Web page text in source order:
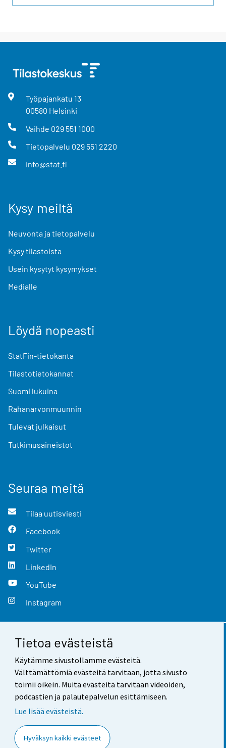
Tietoa evästeistä
Käytämme sivustollamme evästeitä.
Välttämättömiä evästeitä tarvitaan, jotta sivusto
toimii oikein. Muita evästeitä tarvitaan videoiden,
podcastien ja palautepalvelun esittämiseen.
Lue lisää evästeistä.
Hyväksyn kaikki evästeet
Työpajankatu 13
00580 Helsinki
Vaihde 029 551 1000
Tietopalvelu 029 551 2220
info@stat.fi
Kysy meiltä
Neuvonta ja tietopalvelu
Kysy tilastoista
Usein kysytyt kysymykset
Medialle
Löydä nopeasti
StatFin-tietokanta
Tilastotietokannat
Suomi lukuina
Rahanarvonmuunnin
Tulevat julkaisut
Tutkimusaineistot
Seuraa meitä
Tilaa uutisviesti
Facebook
Twitter
LinkedIn
YouTube
Instagram
Yhteystiedot
Palaute
Käyttöehdot
Saavutettavuus